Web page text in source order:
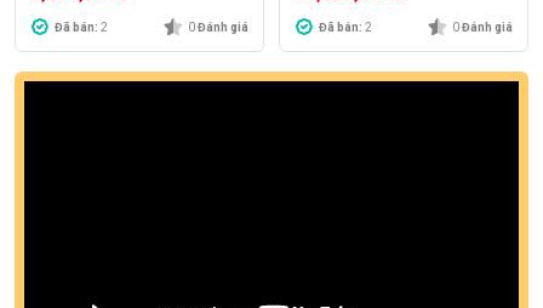
Đã bán: 2 0Đánh giá Đã bán: 2 0Đánh giá